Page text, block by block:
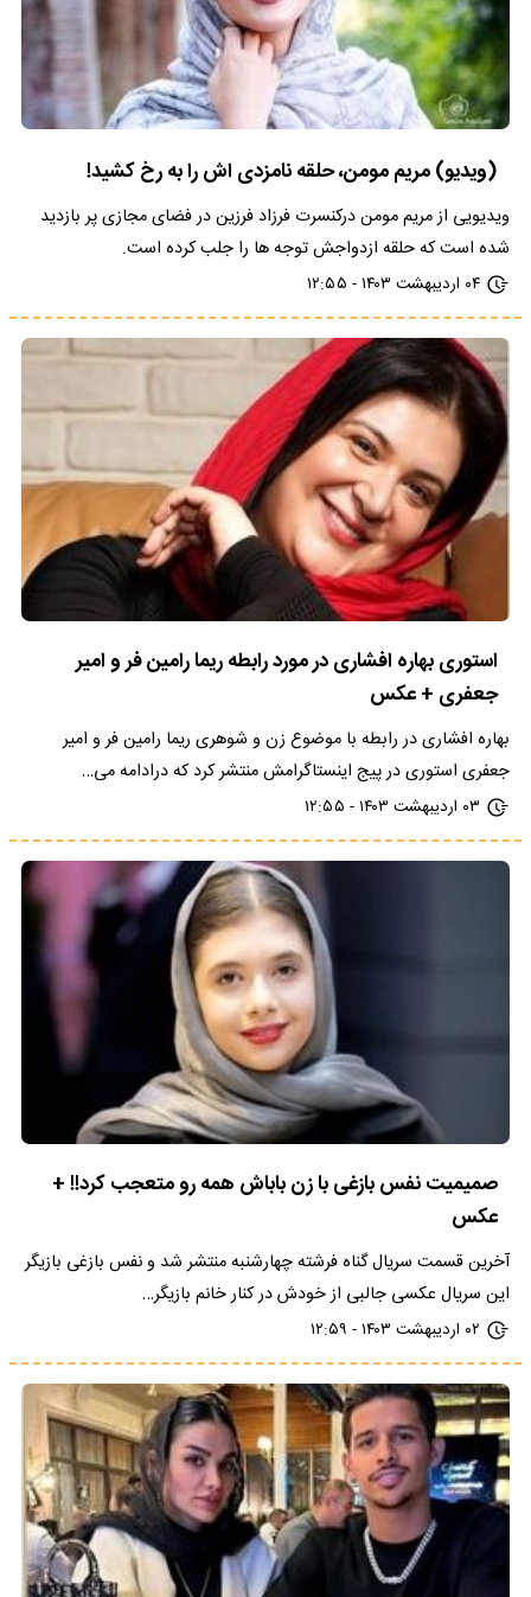
(ویدیو) مریم مومن، حلقه نامزدی اش را به رخ کشید!
ویدیویی از مریم مومن درکنسرت فرزاد فرزین در فضای مجازی پر بازدید
شده است که حلقه ازدواجش توجه ها را جلب کرده است.
۰۴ اردیبهشت ۱۴۰۳ - ۱۲:۵۵
استوری بهاره افشاری در مورد رابطه ریما رامین فر و امیر
جعفری + عکس
بهاره افشاری در رابطه با موضوع زن و شوهری ریما رامین فر و امیر
جعفری استوری در پیج اینستاگرامش منتشر کرد که درادامه می…
۰۳ اردیبهشت ۱۴۰۳ - ۱۲:۵۵
صمیمیت نفس بازغی با زن باباش همه رو متعجب کرد!! +
عکس
آخرین قسمت سریال گناه فرشته چهارشنبه منتشر شد و نفس بازغی بازیگر
این سریال عکسی جالبی از خودش در کنار خانم بازیگر…
۰۲ اردیبهشت ۱۴۰۳ - ۱۲:۵۹